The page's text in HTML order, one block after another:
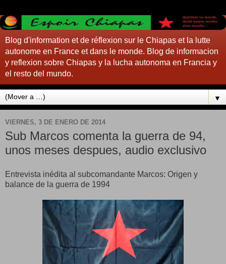
Blog d'information et de réflexion sur le Chiapas et la lutte
autonome en France et dans le monde. Blog de informacion
y reflexion sobre Chiapas y la lucha autonoma en Francia y
el resto del mundo.
▼
VIERNES, 3 DE ENERO DE 2014
Sub Marcos comenta la guerra de 94,
unos meses despues, audio exclusivo
Entrevista inédita al subcomandante Marcos: Origen y
balance de la guerra de 1994